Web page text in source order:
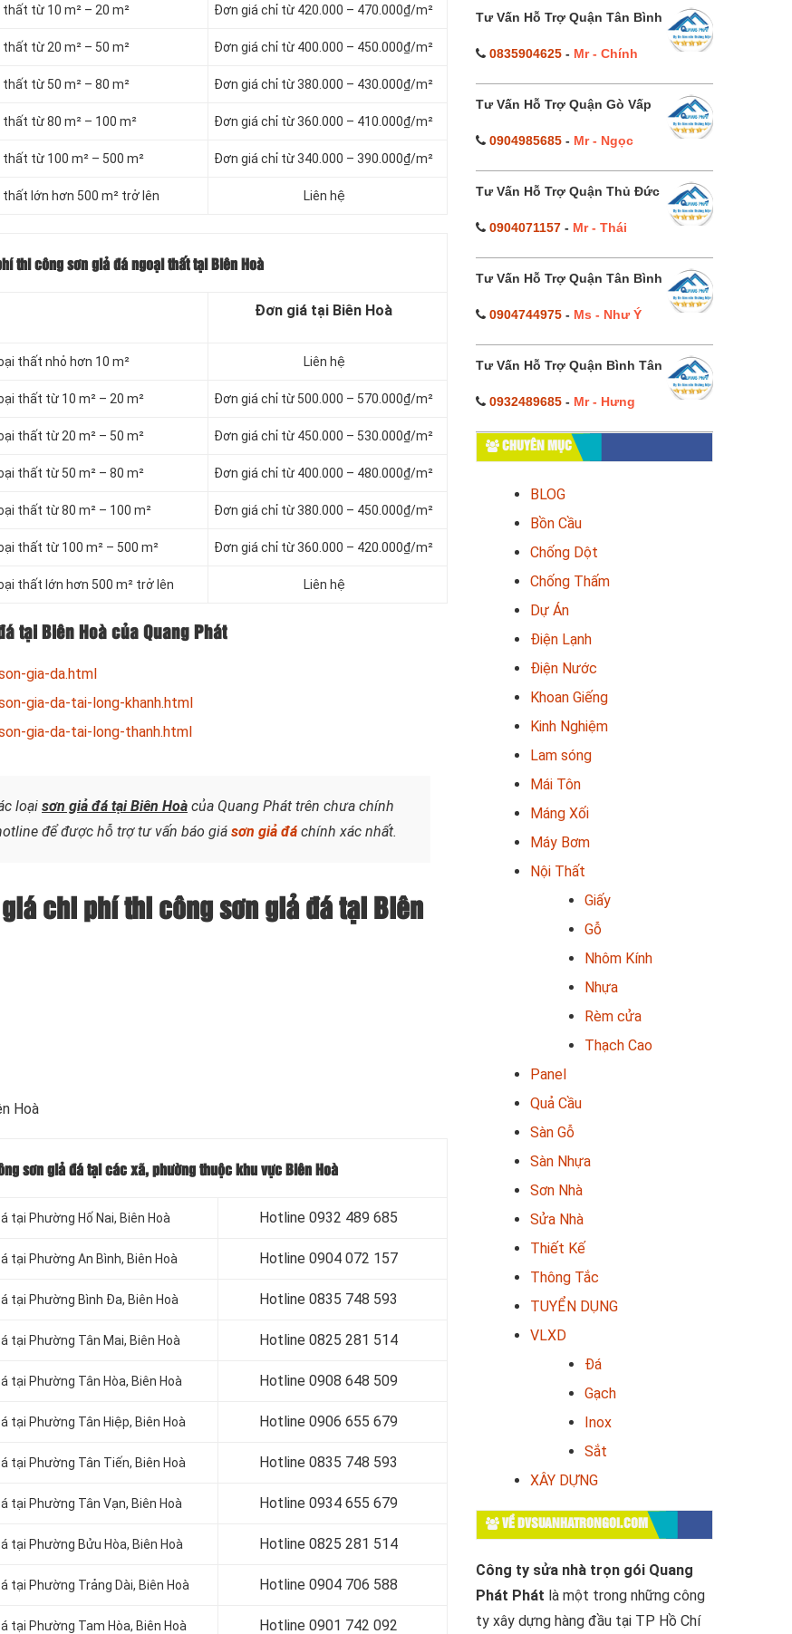
từ 10 m² – 20 m² Đơn giá chỉ từ 420.000 – 470.000₫/m²
từ 20 m² – 50 m² Đơn giá chỉ từ 400.000 – 450.000₫/m²
từ 50 m² – 80 m² Đơn giá chỉ từ 380.000 – 430.000₫/m²
từ 80 m² – 100 m² Đơn giá chỉ từ 360.000 – 410.000₫/m²
từ 100 m² – 500 m² Đơn giá chỉ từ 340.000 – 390.000₫/m²
lớn hơn 500 m² trở lên Liên hệ
thi công sơn giả đá ngoại thất tại Biên Hoà
Đơn giá tại Biên Hoà
thất nhỏ hơn 10 m² Liên hệ
thất từ 10 m² – 20 m² Đơn giá chỉ từ 500.000 – 570.000₫/m²
thất từ 20 m² – 50 m² Đơn giá chỉ từ 450.000 – 530.000₫/m²
thất từ 50 m² – 80 m² Đơn giá chỉ từ 400.000 – 480.000₫/m²
thất từ 80 m² – 100 m² Đơn giá chỉ từ 380.000 – 450.000₫/m²
thất từ 100 m² – 500 m² Đơn giá chỉ từ 360.000 – 420.000₫/m²
thất lớn hơn 500 m² trở lên Liên hệ
tại Biên Hoà của Quang Phát
gia-da.html
gia-da-tai-long-khanh.html
gia-da-tai-long-thanh.html
loại sơn giả đá tại Biên Hoà của Quang Phát trên chưa chính
để được hỗ trợ tư vấn báo giá sơn giả đá chính xác nhất.
chi phí thi công sơn giả đá tại Biên
Hoà
sơn giả đá tại các xã, phường thuộc khu vực Biên Hoà
Phường Hố Nai, Biên Hoà Hotline 0932 489 685
tại Phường An Bình, Biên Hoà Hotline 0904 072 157
tại Phường Bình Đa, Biên Hoà Hotline 0835 748 593
tại Phường Tân Mai, Biên Hoà Hotline 0825 281 514
tại Phường Tân Hòa, Biên Hoà Hotline 0908 648 509
tại Phường Tân Hiệp, Biên Hoà Hotline 0906 655 679
tại Phường Tân Tiến, Biên Hoà Hotline 0835 748 593
tại Phường Tân Vạn, Biên Hoà Hotline 0934 655 679
tại Phường Bửu Hòa, Biên Hoà Hotline 0825 281 514
tại Phường Trảng Dài, Biên Hoà Hotline 0904 706 588
tại Phường Tam Hòa, Biên Hoà Hotline 0901 742 092
Tư Vấn Hỗ Trợ Quận Tân Bình
0835904625- Mr - Chính
Tư Vấn Hỗ Trợ Quận Gò Vấp
0904985685- Mr - Ngọc
Tư Vấn Hỗ Trợ Quận Thủ Đức
0904071157- Mr - Thái
Tư Vấn Hỗ Trợ Quận Tân Bình
0904744975- Ms - Như Ý
Tư Vấn Hỗ Trợ Quận Bình Tân
0932489685- Mr - Hưng
CHUYÊN MỤC
BLOG
Bồn Cầu
Chống Dột
Chống Thấm
Dự Án
Điện Lạnh
Điện Nước
Khoan Giếng
Kinh Nghiệm
Lam sóng
Mái Tôn
Máng Xối
Máy Bơm
Nội Thất
Giấy
Gỗ
Nhôm Kính
Nhựa
Rèm cửa
Thạch Cao
Panel
Quả Cầu
Sàn Gỗ
Sàn Nhựa
Sơn Nhà
Sửa Nhà
Thiết Kế
Thông Tắc
TUYỂN DỤNG
VLXD
Đá
Gạch
Inox
Sắt
XÂY DỰNG
VỀ DVSUANHATRONGOI.COM
Công ty sửa nhà trọn gói Quang
Phát Phát là một trong những công
ty xây dựng hàng đầu tại TP Hồ Chí